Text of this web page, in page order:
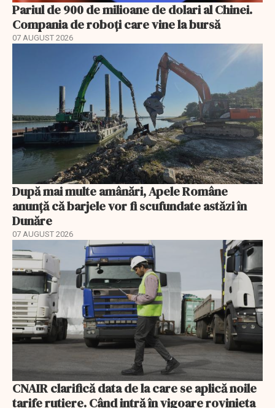
Pariul de 900 de milioane de dolari al Chinei.
Compania de roboți care vine la bursă
07 AUGUST 2026
După mai multe amânări, Apele Române
anunță că barjele vor fi scufundate astăzi în
Dunăre
07 AUGUST 2026
CNAIR clarifică data de la care se aplică noile
tarife rutiere. Când intră în vigoare rovinieta